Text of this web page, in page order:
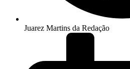
Juarez Martins da Redação